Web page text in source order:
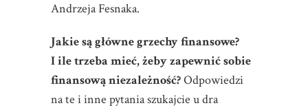
Andrzeja Fesnaka.
Jakie są główne grzechy finansowe?
I ile trzeba mieć, żeby zapewnić sobie
finansową niezależność?Odpowiedzi
na te i inne pytania szukajcie u dra